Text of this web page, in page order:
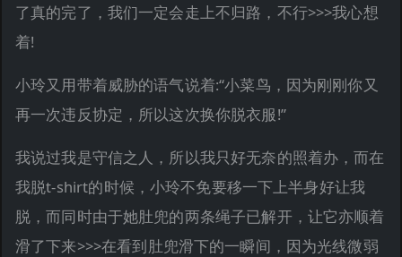
了真的完了，我们一定会走上不归路，不行>>>我心想
着!
小玲又用带着威胁的语气说着:“小菜鸟，因为刚刚你又
再一次违反协定，所以这次换你脱衣服!”
我说过我是守信之人，所以我只好无奈的照着办，而在
我脱t-shirt的时候，小玲不免要移一下上半身好让我
脱，而同时由于她肚兜的两条绳子已解开，让它亦顺着
滑了下来>>>在看到肚兜滑下的一瞬间，因为光线微弱